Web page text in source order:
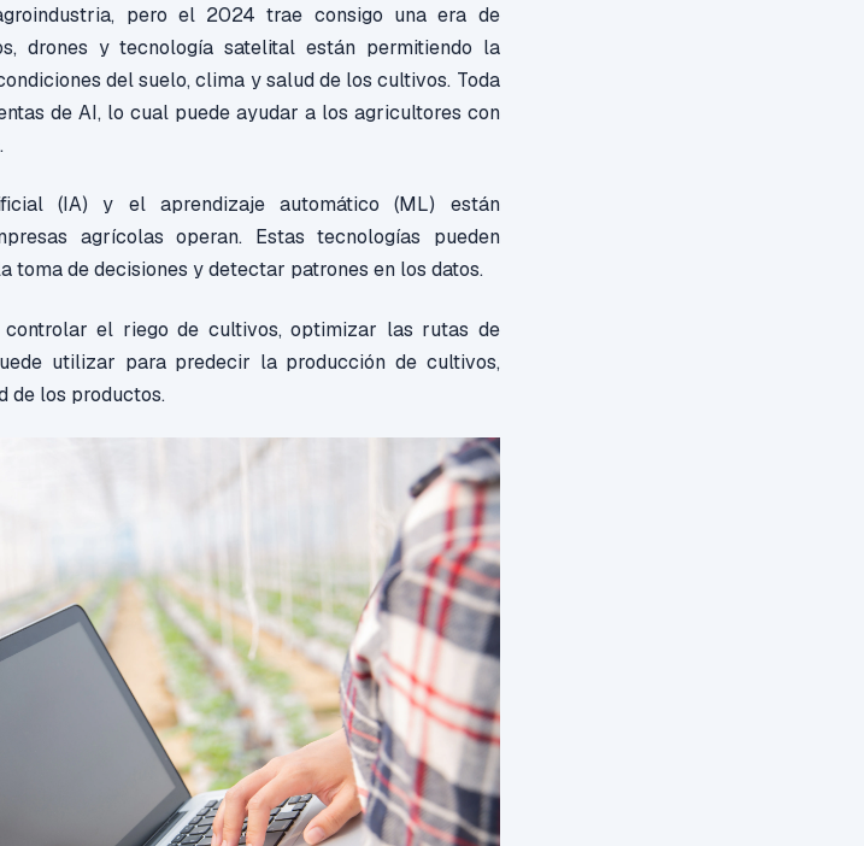
pero el 2024 trae consigo una era de
drones y tecnología satelital están permitiendo la
del suelo, clima y salud de los cultivos. Toda
de AI, lo cual puede ayudar a los agricultores con
(IA) y el aprendizaje automático (ML) están
agrícolas operan. Estas tecnologías pueden
de decisiones y detectar patrones en los datos.
el riego de cultivos, optimizar las rutas de
utilizar para predecir la producción de cultivos,
de los productos.